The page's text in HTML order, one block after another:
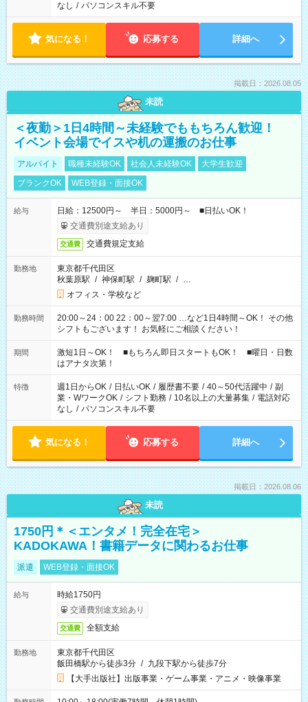
なし / パソコンスキル不要
気になる！ 応募する 詳細へ
掲載日：2026.08.05
未読
＜夜勤＞1日4時間～未経験でももちろん歓迎！
イベント会場でイスや机の運搬のお仕事
アルバイト 職種未経験OK 社会人未経験OK
大学生歓迎
ブランクOK
WEB登録・面接OK
給与
日給：12500円～ 半日：5000円～ ■日払いOK！
交通費別途支給あり
交通費 交通費規定支給
勤務地
東京都千代田区
秋葉原駅 / 神保町駅 / 麹町駅 / …
オフィス・学校など
勤務時間
20:00～24：00 22：00～翌7:00 …など1日4時間～OK！ その他
シフトもございます！ お気軽にご相談ください！
期間
激短1日～OK！ ■もちろん即日スタートもOK！ ■曜日・日数
はアナタ次第！
特徴 週1日からOK / 日払いOK / 履歴書不要 / 40～50代活躍中 / 副
業・WワークOK / シフト勤務 / 10名以上の大量募集 / 電話対応
なし / パソコンスキル不要
気になる！ 応募する 詳細へ
掲載日：2026.08.06
未読
1750円＊＜エンタメ！完全在宅＞
KADOKAWA！書籍データに関わるお仕事
派遣 WEB登録・面接OK
給与
時給1750円
交通費別途支給あり
交通費 全額支給
勤務地
東京都千代田区
飯田橋駅から徒歩3分 / 九段下駅から徒歩7分
【大手出版社】出版事業・ゲーム事業・アニメ・映像事業